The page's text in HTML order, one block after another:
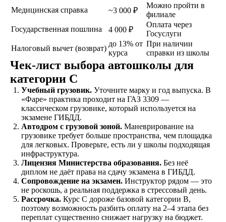
Медицинская справка
~3 000 ₽
Можно пройти в
филиале
Государственная пошлина
4 000 ₽
Оплата через
Госуслуги
Налоговый вычет (возврат)
до 13% от
курса
При наличии
справки из школы
Чек-лист выбора автошколы для
категории C
Учебный грузовик. Уточните марку и год выпуска. В
«Фаре» практика проходит на ГАЗ 3309 —
классическом грузовике, который используется на
экзамене ГИБДД.
Автодром с грузовой зоной. Маневрирование на
грузовике требует больше пространства, чем площадка
для легковых. Проверьте, есть ли у школы подходящая
инфраструктура.
Лицензия Министерства образования. Без неё
диплом не даёт права на сдачу экзамена в ГИБДД.
Сопровождение на экзамен. Инструктор рядом — это
не роскошь, а реальная поддержка в стрессовый день.
Рассрочка. Курс C дороже базовой категории B,
поэтому возможность разбить оплату на 2–4 этапа без
переплат существенно снижает нагрузку на бюджет.
В сопровождении
наших представителей,
сдаете экзамены в ГАИ
и получаете
водительское
удостоверение
Удостоверение
ОСТАВИТЬ ЗАЯВКУ
Сдаете внутренние
экзамены в автошколе
и получаете
свидетельство
об окончании